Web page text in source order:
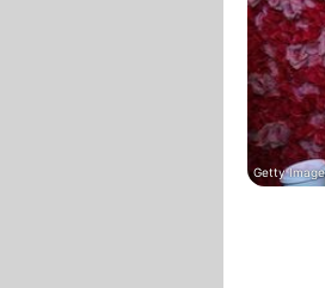
Getty